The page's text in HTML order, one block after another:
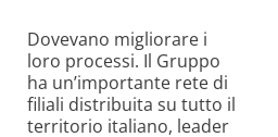
Dovevano migliorare i
loro processi. Il Gruppo
ha un’importante rete di
filiali distribuita su tutto il
territorio italiano, leader